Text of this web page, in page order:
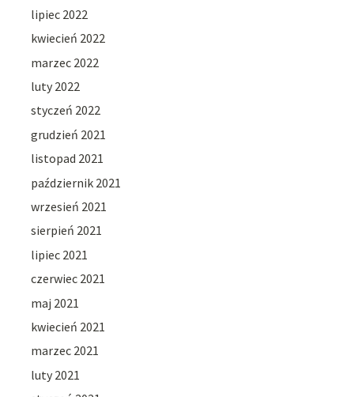
lipiec 2022
kwiecień 2022
marzec 2022
luty 2022
styczeń 2022
grudzień 2021
listopad 2021
październik 2021
wrzesień 2021
sierpień 2021
lipiec 2021
czerwiec 2021
maj 2021
kwiecień 2021
marzec 2021
luty 2021